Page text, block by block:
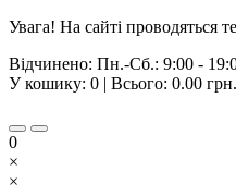
Увага! На сайті проводяться
Відчинено: Пн.-Сб.: 9:00 -
У кошику: 0 | Всього: 0.00 грн.
0
×
×